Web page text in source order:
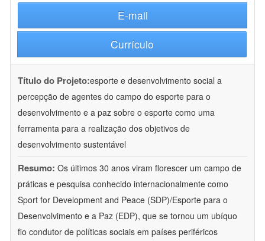
E-mail
Currículo
Título do Projeto:esporte e desenvolvimento social a
percepção de agentes do campo do esporte para o
desenvolvimento e a paz sobre o esporte como uma
ferramenta para a realização dos objetivos de
desenvolvimento sustentável
Resumo: Os últimos 30 anos viram florescer um campo de
práticas e pesquisa conhecido internacionalmente como
Sport for Development and Peace (SDP)/Esporte para o
Desenvolvimento e a Paz (EDP), que se tornou um ubíquo
fio condutor de políticas sociais em países periféricos